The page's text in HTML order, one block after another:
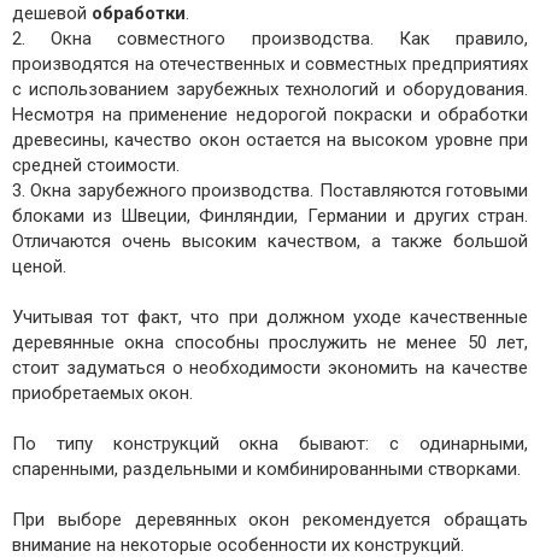
дешевой обработки.
2. Окна совместного производства. Как правило,
производятся на отечественных и совместных предприятиях
с использованием зарубежных технологий и оборудования.
Несмотря на применение недорогой покраски и обработки
древесины, качество окон остается на высоком уровне при
средней стоимости.
3. Окна зарубежного производства. Поставляются готовыми
блоками из Швеции, Финляндии, Германии и других стран.
Отличаются очень высоким качеством, а также большой
ценой.
Учитывая тот факт, что при должном уходе качественные
деревянные окна способны прослужить не менее 50 лет,
стоит задуматься о необходимости экономить на качестве
приобретаемых окон.
По типу конструкций окна бывают: с одинарными,
спаренными, раздельными и комбинированными створками.
При выборе деревянных окон рекомендуется обращать
внимание на некоторые особенности их конструкций.